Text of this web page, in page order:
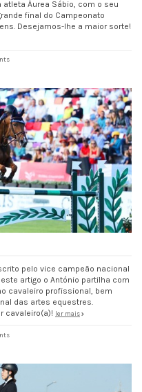
Áurea Sábio, com o seu
final do Campeonato
Desejamos-lhe a maior sorte!
pelo vice campeão nacional
artigo o António partilha com
cavaleiro profissional, bem
das artes equestres.
cavaleiro(a)! ler mais